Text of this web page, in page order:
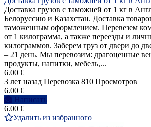
Доставка грузов с таможней от 1 кг в
Белоруссию и Казахстан. Доставка
таможенным оформлением. Перевезем
от 1 килограмма, а также переезды и
килограммов. Заберем груз от двери до
– 21 день. Мы перевозим: драгоценные
продукты, напитки, мебель,...
6.00 €
3 лет назад Перевозка 810 Просмотров
6.00 €
Написать
6.00 €
Удалить из избранного